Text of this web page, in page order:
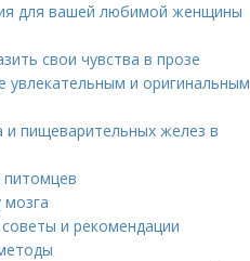
для вашей любимой женщины
свои чувства в прозе
увлекательным и оригинальным
и пищеварительных желез в
мозга
и рекомендации